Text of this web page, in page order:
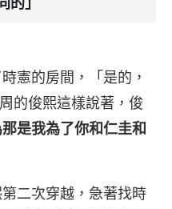
憲的房間，「是的，
的俊熙這樣說著，俊
那是我為了你和仁圭和
二次穿越，急著找時